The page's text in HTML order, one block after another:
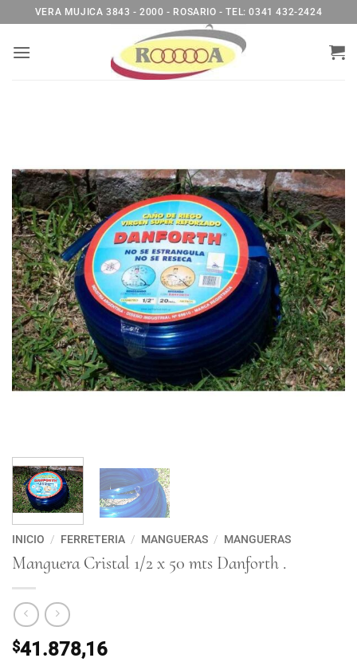
al
contenido
VERA MUJICA 3843 - 2000 - ROSARIO - TEL: 0341 432-2424
INICIO / FERRETERIA / MANGUERAS / MANGUERAS
Manguera Cristal 1/2 x 50 mts Danforth .
$41.878,16